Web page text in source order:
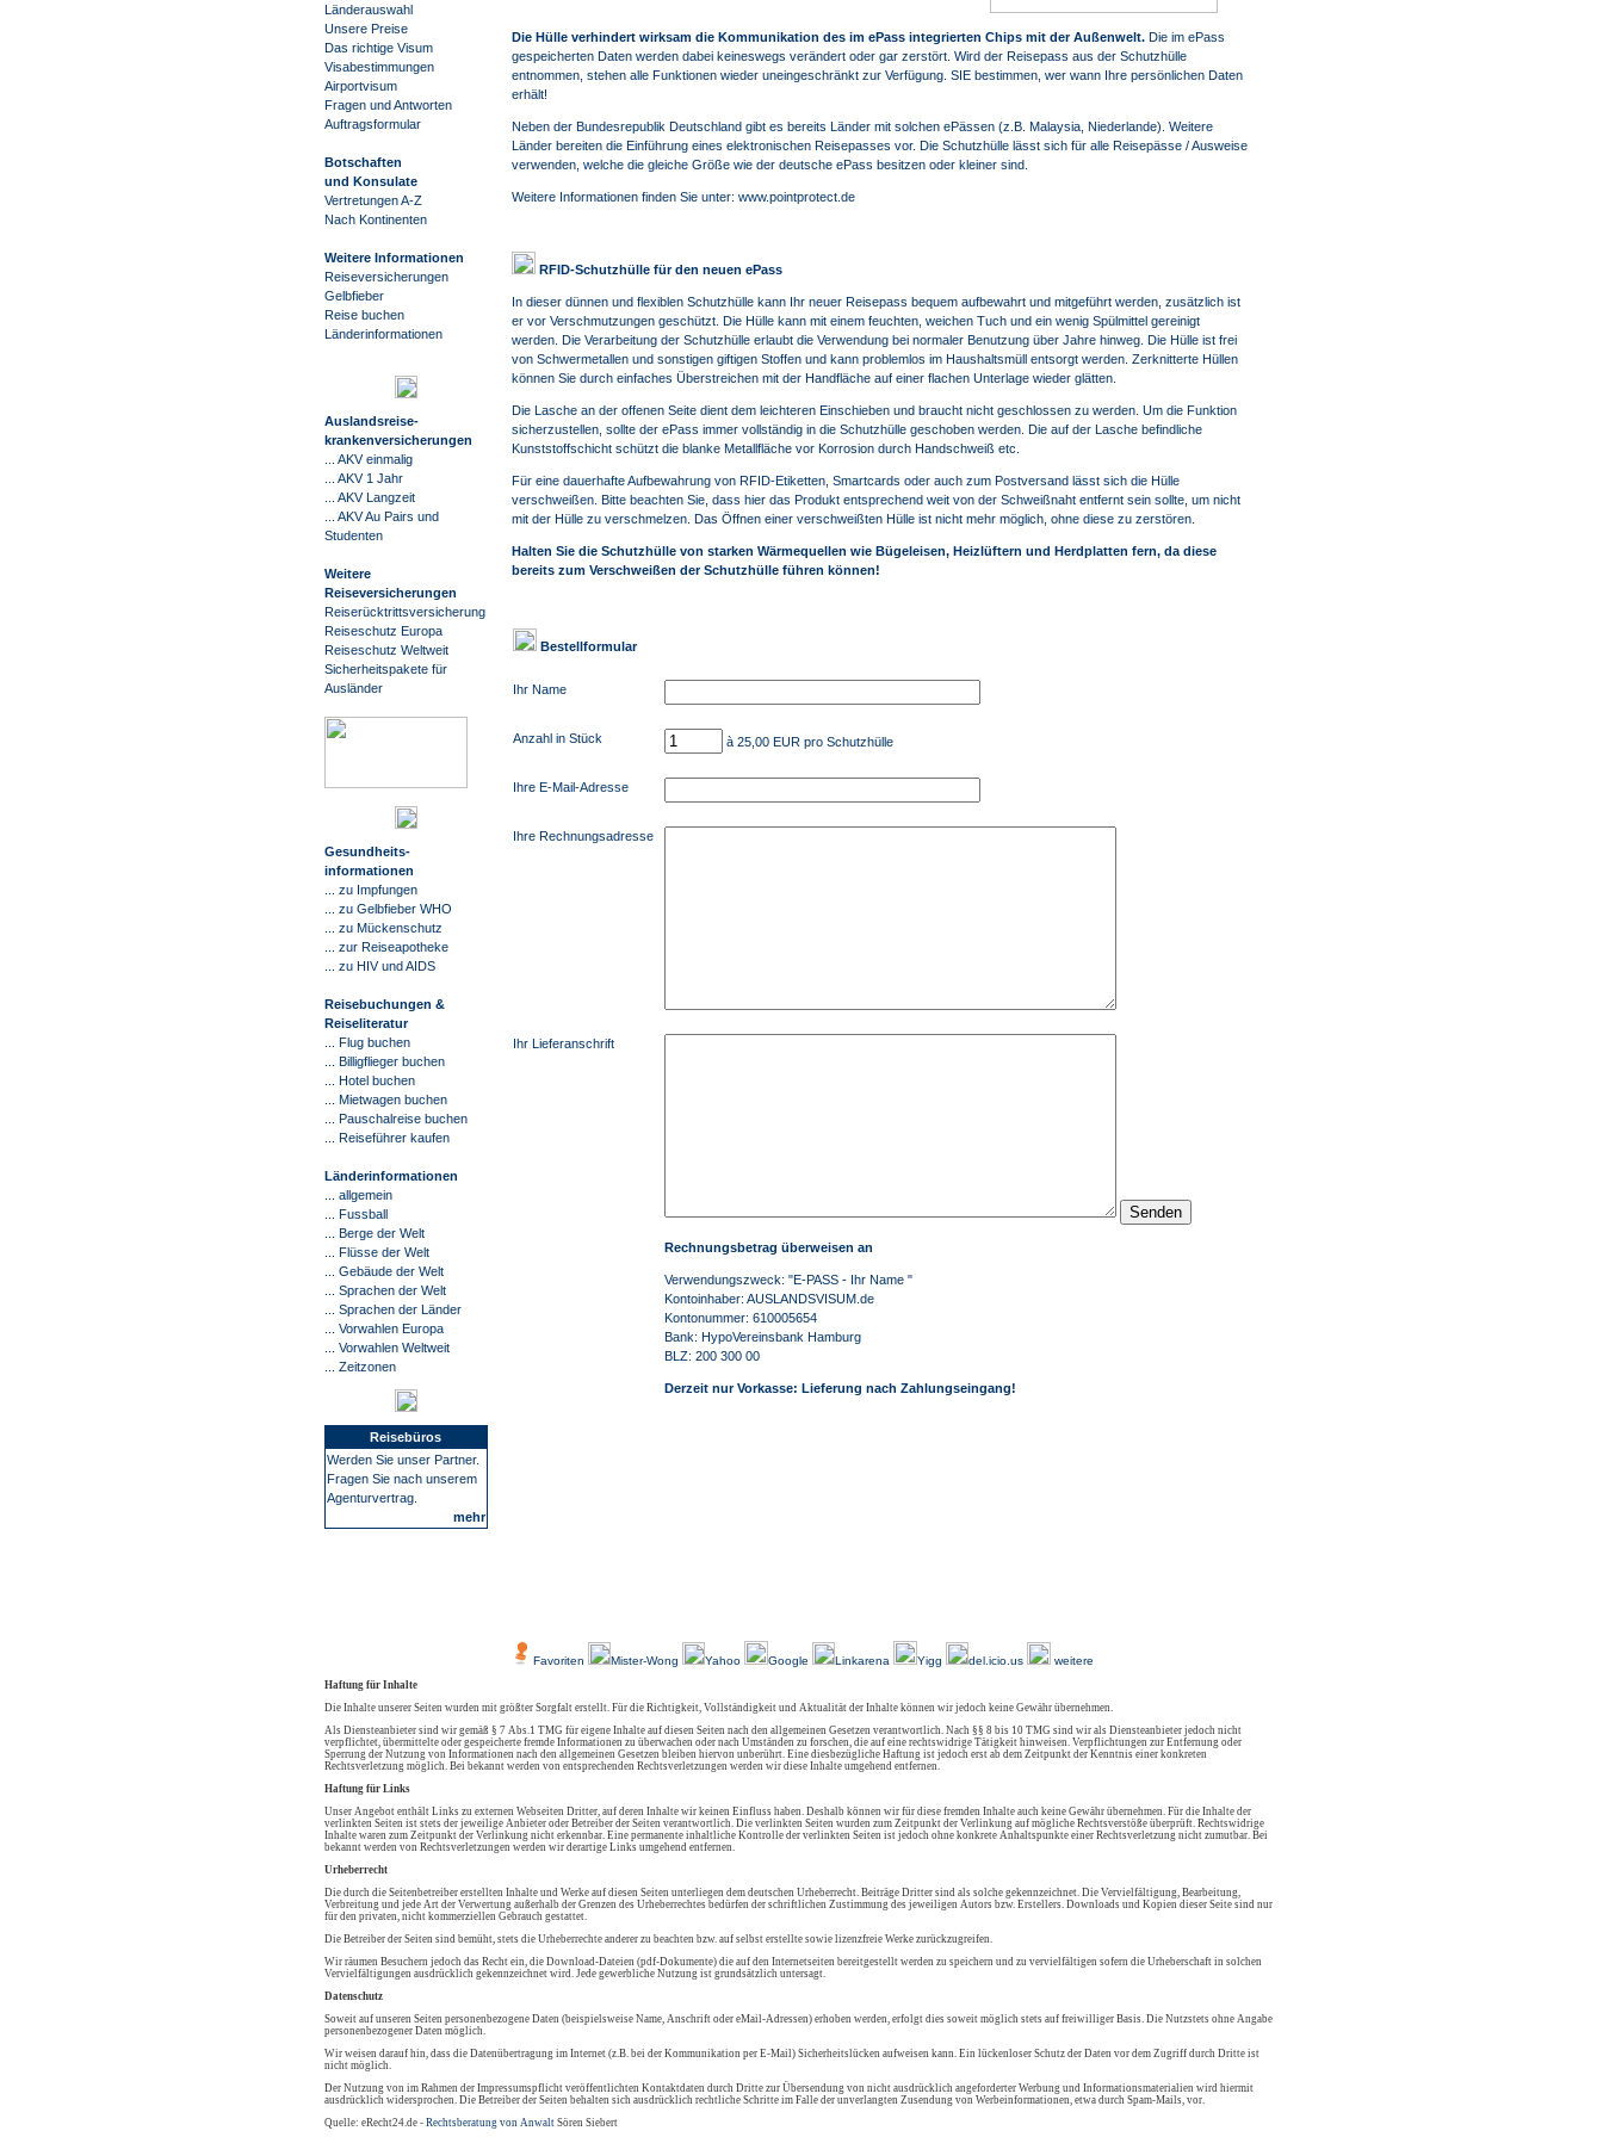
Länderauswahl
Unsere Preise
Das richtige Visum
Visabestimmungen
Airportvisum
Fragen und Antworten
Auftragsformular
Botschaften
und Konsulate
Vertretungen A-Z
Nach Kontinenten
Weitere Informationen
Reiseversicherungen
Gelbfieber
Reise buchen
Länderinformationen
Auslandsreise-
krankenversicherungen
... AKV einmalig
... AKV 1 Jahr
... AKV Langzeit
... AKV Au Pairs und
Studenten
Weitere
Reiseversicherungen
Reiserücktrittsversicherung
Reiseschutz Europa
Reiseschutz Weltweit
Sicherheitspakete für
Ausländer
Gesundheits-
informationen
... zu Impfungen
... zu Gelbfieber WHO
... zu Mückenschutz
... zur Reiseapotheke
... zu HIV und AIDS
Reisebuchungen &
Reiseliteratur
... Flug buchen
... Billigflieger buchen
Hotel buchen
... Mietwagen buchen
... Pauschalreise buchen
Reiseführer kaufen
Länderinformationen
... allgemein
... Fussball
... Berge der Welt
... Flüsse der Welt
... Gebäude der Welt
... Sprachen der Welt
... Sprachen der Länder
... Vorwahlen Europa
... Vorwahlen Weltweit
... Zeitzonen
Reisebüros
Werden Sie unser Partner.
Fragen Sie nach unserem
Agenturvertrag.
mehr
Die Hülle verhindert wirksam die Kommunikation des im ePass integrierten Chips mit der Außenwelt.Die im ePass
gespeicherten Daten werden dabei keineswegs verändert oder gar zerstört. Wird der Reisepass aus der Schutzhülle
entnommen, stehen alle Funktionen wieder uneingeschränkt zur Verfügung. SIE bestimmen, wer wann Ihre persönlichen Daten
erhält!
Neben der Bundesrepublik Deutschland gibt es bereits Länder mit solchen ePässen (z.B. Malaysia, Niederlande). Weitere
Länder bereiten die Einführung eines elektronischen Reisepasses vor. Die Schutzhülle lässt sich für alle Reisepässe / Ausweise
verwenden, welche die gleiche Größe wie der deutsche ePass besitzen oder kleiner sind.
Weitere Informationen finden Sie unter: www.pointprotect.de
RFID-Schutzhülle für den neuen ePass
In dieser dünnen und flexiblen Schutzhülle kann Ihr neuer Reisepass bequem aufbewahrt und mitgeführt werden, zusätzlich ist
er vor Verschmutzungen geschützt. Die Hülle kann mit einem feuchten, weichen Tuch und ein wenig Spülmittel gereinigt
werden. Die Verarbeitung der Schutzhülle erlaubt die Verwendung bei normaler Benutzung über Jahre hinweg. Die Hülle ist frei
von Schwermetallen und sonstigen giftigen Stoffen und kann problemlos im Haushaltsmüll entsorgt werden. Zerknitterte Hüllen
können Sie durch einfaches Überstreichen mit der Handfläche auf einer flachen Unterlage wieder glätten.
Die Lasche an der offenen Seite dient dem leichteren Einschieben und braucht nicht geschlossen zu werden. Um die Funktion
sicherzustellen, sollte der ePass immer vollständig in die Schutzhülle geschoben werden. Die auf der Lasche befindliche
Kunststoffschicht schützt die blanke Metallfläche vor Korrosion durch Handschweiß etc.
Für eine dauerhafte Aufbewahrung von RFID-Etiketten, Smartcards oder auch zum Postversand lässt sich die Hülle
verschweißen. Bitte beachten Sie, dass hier das Produkt entsprechend weit von der Schweißnaht entfernt sein sollte, um nicht
mit der Hülle zu verschmelzen. Das Öffnen einer verschweißten Hülle ist nicht mehr möglich, ohne diese zu zerstören.
Halten Sie die Schutzhülle von starken Wärmequellen wie Bügeleisen, Heizlüftern und Herdplatten fern, da diese
bereits zum Verschweißen der Schutzhülle führen können!
Bestellformular
Ihr Name
Anzahl in Stück à 25,00 EUR pro Schutzhülle
Ihre E-Mail-Adresse
Ihre Rechnungsadresse
Ihr Lieferanschrift
Rechnungsbetrag überweisen an
Verwendungszweck: "E-PASS - Ihr Name "
Kontoinhaber: AUSLANDSVISUM.de
Kontonummer: 610005654
Bank: HypoVereinsbank Hamburg
BLZ: 200 300 00
Derzeit nur Vorkasse: Lieferung nach Zahlungseingang!
Favoriten Mister-Wong Yahoo Google Linkarena Yigg del.icio.us weitere
Haftung für Inhalte
Die Inhalte unserer Seiten wurden mit größter Sorgfalt erstellt. Für die Richtigkeit, Vollständigkeit und Aktualität der Inhalte können wir jedoch keine Gewähr übernehmen.
Als Diensteanbieter sind wir gemäß § 7 Abs.1 TMG für eigene Inhalte auf diesen Seiten nach den allgemeinen Gesetzen verantwortlich. Nach §§ 8 bis 10 TMG sind wir als Diensteanbieter jedoch nicht
verpflichtet, übermittelte oder gespeicherte fremde Informationen zu überwachen oder nach Umständen zu forschen, die auf eine rechtswidrige Tätigkeit hinweisen. Verpflichtungen zur Entfernung oder
Sperrung der Nutzung von Informationen nach den allgemeinen Gesetzen bleiben hiervon unberührt. Eine diesbezügliche Haftung ist jedoch erst ab dem Zeitpunkt der Kenntnis einer konkreten
Rechtsverletzung möglich. Bei bekannt werden von entsprechenden Rechtsverletzungen werden wir diese Inhalte umgehend entfernen.
Haftung für Links
Unser Angebot enthält Links zu externen Webseiten Dritter, auf deren Inhalte wir keinen Einfluss haben. Deshalb können wir für diese fremden Inhalte auch keine Gewähr übernehmen. Für die Inhalte der
verlinkten Seiten ist stets der jeweilige Anbieter oder Betreiber der Seiten verantwortlich. Die verlinkten Seiten wurden zum Zeitpunkt der Verlinkung auf mögliche Rechtsverstöße überprüft. Rechtswidrige
Inhalte waren zum Zeitpunkt der Verlinkung nicht erkennbar. Eine permanente inhaltliche Kontrolle der verlinkten Seiten ist jedoch ohne konkrete Anhaltspunkte einer Rechtsverletzung nicht zumutbar. Bei
bekannt werden von Rechtsverletzungen werden wir derartige Links umgehend entfernen.
Urheberrecht
Die durch die Seitenbetreiber erstellten Inhalte und Werke auf diesen Seiten unterliegen dem deutschen Urheberrecht. Beiträge Dritter sind als solche gekennzeichnet. Die Vervielfältigung, Bearbeitung,
Verbreitung und jede Art der Verwertung außerhalb der Grenzen des Urheberrechtes bedürfen der schriftlichen Zustimmung des jeweiligen Autors bzw. Erstellers. Downloads und Kopien dieser Seite sind nur
für den privaten, nicht kommerziellen Gebrauch gestattet.
Die Betreiber der Seiten sind bemüht, stets die Urheberrechte anderer zu beachten bzw. auf selbst erstellte sowie lizenzfreie Werke zurückzugreifen.
Wir räumen Besuchern jedoch das Recht ein, die Download-Dateien (pdf-Dokumente) die auf den Internetseiten bereitgestellt werden zu speichern und zu vervielfältigen sofern die Urheberschaft in solchen
Vervielfältigungen ausdrücklich gekennzeichnet wird. Jede gewerbliche Nutzung ist grundsätzlich untersagt.
Datenschutz
Soweit auf unseren Seiten personenbezogene Daten (beispielsweise Name, Anschrift oder eMail-Adressen) erhoben werden, erfolgt dies soweit möglich stets auf freiwilliger Basis. Die Nutzstets ohne Angabe
personenbezogener Daten möglich.
Wir weisen darauf hin, dass die Datenübertragung im Internet (z.B. bei der Kommunikation per E-Mail) Sicherheitslücken aufweisen kann. Ein lückenloser Schutz der Daten vor dem Zugriff durch Dritte ist
nicht möglich.
Der Nutzung von im Rahmen der Impressumspflicht veröffentlichten Kontaktdaten durch Dritte zur Übersendung von nicht ausdrücklich angeforderter Werbung und Informationsmaterialien wird hiermit
ausdrücklich widersprochen. Die Betreiber der Seiten behalten sich ausdrücklich rechtliche Schritte im Falle der unverlangten Zusendung von Werbeinformationen, etwa durch Spam-Mails, vor.
Quelle: eRecht24.de - Rechtsberatung von AnwaltSören Siebert